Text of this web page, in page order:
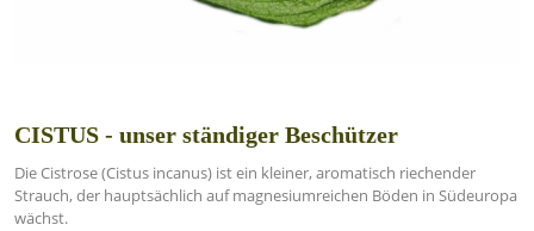
CISTUS - unser ständiger Beschützer
Die Cistrose (Cistus incanus) ist ein kleiner, aromatisch riechender
Strauch, der hauptsächlich auf magnesiumreichen Böden in Südeuropa
wächst.